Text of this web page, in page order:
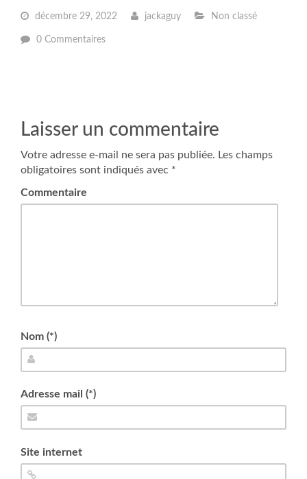
décembre 29, 2022 jackaguy Non classé
0 Commentaires
Laisser un commentaire
Votre adresse e-mail ne sera pas publiée. Les champs
obligatoires sont indiqués avec *
Commentaire
Nom (*)
Adresse mail (*)
Site internet